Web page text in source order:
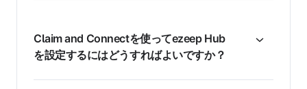
Claim and Connectを使ってezeep Hub
を設定するにはどうすればよいですか？